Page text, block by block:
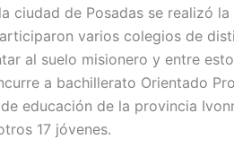
ciudad de Posadas se realizó
varios colegios de
al suelo misionero y entre
a bachillerato Orientado
educación de la provincia
17 jóvenes.